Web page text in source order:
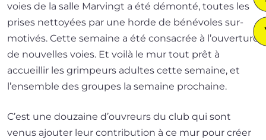
voies de la salle Marvingt a été démon­té, toutes les
prises net­toyées par une horde de béné­voles sur­
mo­ti­vés. Cette semaine a été consa­crée à l’ou­ver­ture
de nou­velles voies. Et voi­là le mur tout prêt à
accueillir les grim­peurs adultes cette semaine, et
l’en­semble des groupes la semaine prochaine.
C’est une dou­zaine d’ou­vreurs du club qui sont
venus ajou­ter leur contri­bu­tion à ce mur pour créer